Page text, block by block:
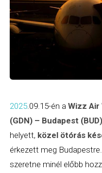
2025 .09.15-én a Wizz Air
(GDN) – Budapest (BUD)
helyett, közel ötórás
érkezett meg
szeretne minél előbb